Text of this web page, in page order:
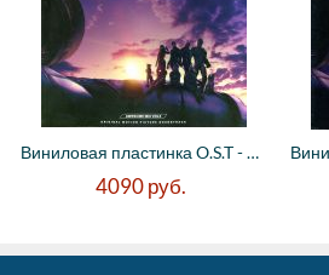
Виниловая пластинка O.S.T - Guardians of ...
4090 руб.